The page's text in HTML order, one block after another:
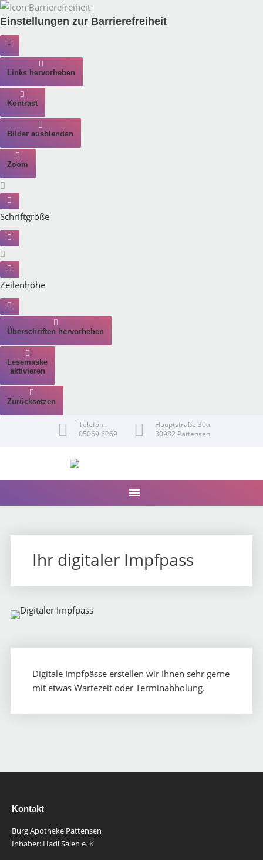
Einstellungen zur Barrierefreiheit
Links hervorheben
Kontrast
Bilder ausblenden
Zoom
Schriftgröße
Zeilenhöhe
Überschriften hervorheben
Lesemaske
aktivieren
Zurücksetzen
Telefon:
05069 6269
Hauptstraße 30a
30982 Pattensen
Über uns
Ihr digitaler Impfpass
Digitale Impfpässe erstellen wir Ihnen sehr gerne
mit etwas Wartezeit oder Terminabholung.
Kontakt
Burg Apotheke Pattensen
Inhaber: Hadi Saleh e. K